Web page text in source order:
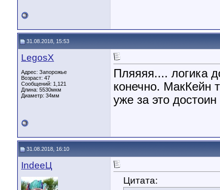
31.08.2018, 15:53
LegosX
Адрес: Запорожье
Возраст: 47
Сообщений: 1,121
Длина: 5530мкм
Диаметр: 34мм
Пляяяя.... логика
конечно. МакКейн
уже за это достоин
31.08.2018, 16:10
IndeeЦ
Цитата: